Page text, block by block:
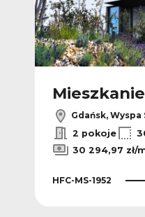
Gdańsk,
2 pokoje
30 294,97 zł/
HFC-MS-1952